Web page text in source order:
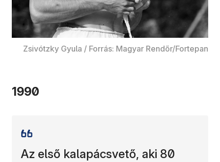
Zsivótzky Gyula / Forrás: Magyar Rendőr/Fortepan
1990
Az első kalapácsvető, aki 80